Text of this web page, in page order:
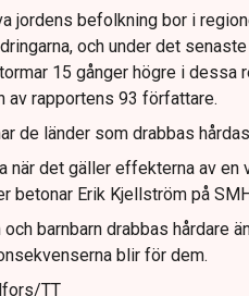
jordens befolkning bor i
och under det
15 gånger högre i dessa
av rapportens 93 författare.
de länder som drabbas
när det gäller effekterna av en
betonar Erik Kjellström på
och barnbarn drabbas hårdare
blir för dem.
TT